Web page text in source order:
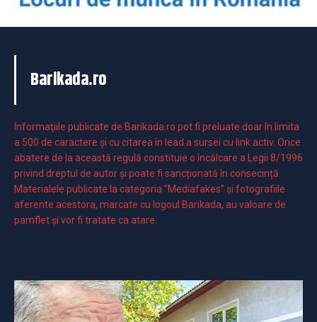
Barikada.ro
Informaţiile publicate de Barikada.ro pot fi preluate doar în limita
a 500 de caractere şi cu citarea în lead a sursei cu link activ. Orice
abatere de la această regulă constituie o încălcare a Legii 8/1996
privind dreptul de autor și poate fi sancționată în consecință.
Materialele publicate la categoria ”Mediafakes” și fotografiile
aferente acestora, marcate cu logoul Barikada, au valoare de
pamflet și vor fi tratate ca atare.